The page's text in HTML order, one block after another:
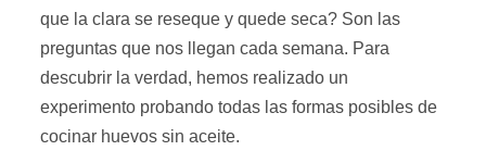
que la clara se reseque y quede seca? Son las
preguntas que nos llegan cada semana. Para
descubrir la verdad, hemos realizado un
experimento probando todas las formas posibles de
cocinar huevos sin aceite.